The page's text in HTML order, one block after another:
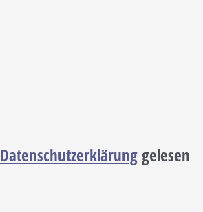
Datenschutzerklärunggelesen